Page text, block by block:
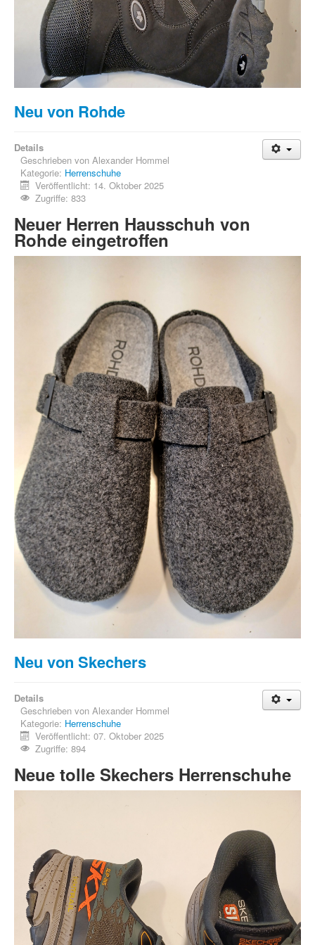
Neu von Rohde
Details
Geschrieben von Alexander Hommel
Kategorie: Herrenschuhe
Veröffentlicht: 14. Oktober 2025
Zugriffe: 833
Neuer Herren Hausschuh von
Rohde eingetroffen
Neu von Skechers
Details
Geschrieben von Alexander Hommel
Kategorie: Herrenschuhe
Veröffentlicht: 07. Oktober 2025
Zugriffe: 894
Neue tolle Skechers Herrenschuhe